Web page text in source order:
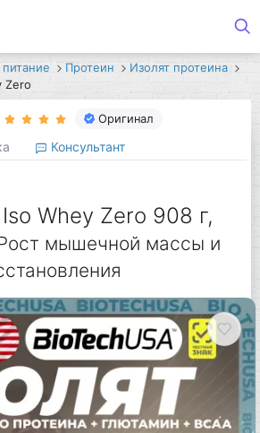
Протеин
Изолят протеина
Zero
Оригинал
Консультант
Iso Whey Zero 908 г,
мышечной массы и